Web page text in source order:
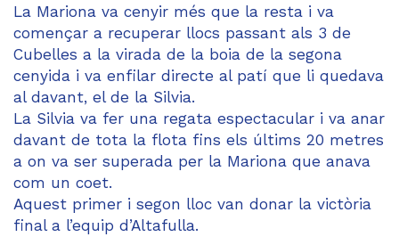
La Mariona va cenyir més que la resta i va
començar a recuperar llocs passant als 3 de
Cubelles a la virada de la boia de la segona
cenyida i va enfilar directe al patí que li quedava
al davant, el de la Silvia.
La Silvia va fer una regata espectacular i va anar
davant de tota la flota fins els últims 20 metres
a on va ser superada per la Mariona que anava
com un coet.
Aquest primer i segon lloc van donar la victòria
final a l’equip d’Altafulla.